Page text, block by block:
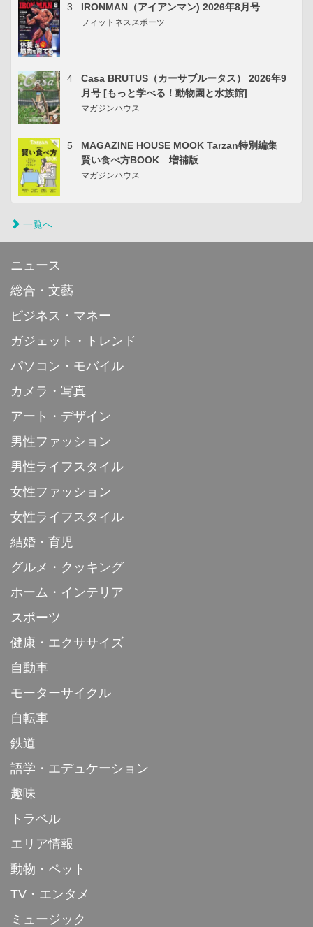
3 IRONMAN（アイアンマン) 2026年8月号
フィットネススポーツ
4
Casa BRUTUS（カーサブルータス） 2026年9
月号 [もっと学べる！動物園と水族館]
マガジンハウス
5
MAGAZINE HOUSE MOOK Tarzan特別編集
賢い食べ方BOOK 増補版
マガジンハウス
一覧へ
ニュース
総合・文藝
ビジネス・マネー
ガジェット・トレンド
パソコン・モバイル
カメラ・写真
アート・デザイン
男性ファッション
男性ライフスタイル
女性ファッション
女性ライフスタイル
結婚・育児
グルメ・クッキング
ホーム・インテリア
スポーツ
健康・エクササイズ
自動車
モーターサイクル
自転車
鉄道
語学・エデュケーション
趣味
トラベル
エリア情報
動物・ペット
TV・エンタメ
ミュージック